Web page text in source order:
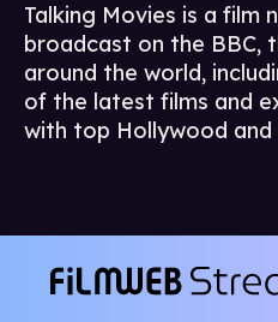
Talking Movies is a film
broadcast on the BBC,
around the world,
of the latest films and
with top Hollywood